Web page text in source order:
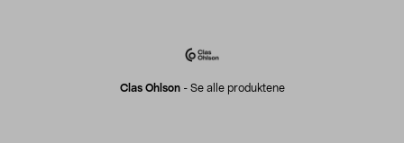
Clas Ohlson- Se alle produktene